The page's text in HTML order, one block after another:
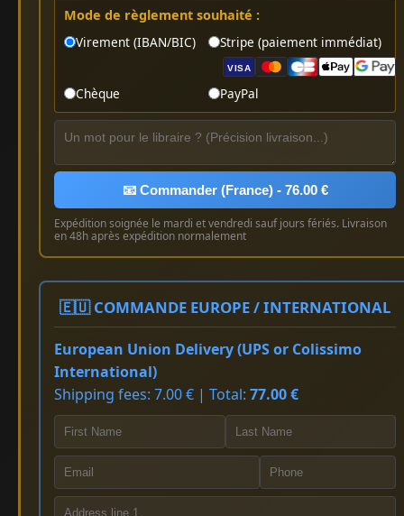
Mode de règlement souhaité :
Virement (IBAN/BIC)
Stripe (paiement immédiat)
VISA
Chèque PayPal
📧 Commander (France) - 76.00 €
Expédition soignée le mardi et vendredi sauf jours fériés. Livraison
en 48h après expédition normalement
🇪🇺 COMMANDE EUROPE / INTERNATIONAL
European Union Delivery (UPS or Colissimo
International)
Shipping fees: 7.00 € | Total: 77.00 €